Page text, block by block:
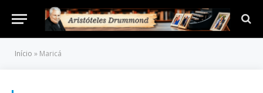
Início » Maricá